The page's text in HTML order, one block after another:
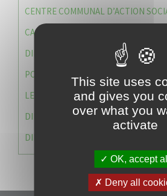
CENTRE COMMUNAL D’ACTION
CAISSE DES ÉCOLES
DIRECTION DES SERVICES
POLICE MUNICIPALE
LE CABINET DU MAIRE
DIRECTION DES RESSOURCES ET
DIRECTION DU DEVELLOPPEMENT
This site uses
and gives you
over what you
activate
OK, accept all
Deny all